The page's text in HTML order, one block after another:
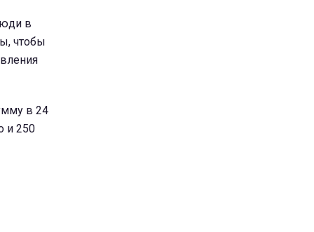
в
чтобы
в 24
и 250